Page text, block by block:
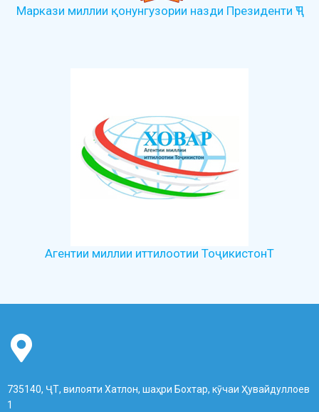
Маркази миллии қонунгузории назди Президенти ҶТ
Агентии миллии иттилоотии ТоҷикистонТ
735140, ҶТ, вилояти Хатлон, шаҳри Бохтар, кӯчаи Ҳувайдуллоев
1